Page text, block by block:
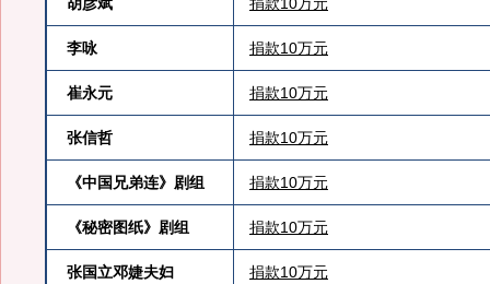
李咏 捐款10万元
崔永元 捐款10万元
张信哲 捐款10万元
《中国兄弟连》剧组 捐款10万元
《秘密图纸》剧组 捐款10万元
张国立邓婕夫妇 捐款10万元